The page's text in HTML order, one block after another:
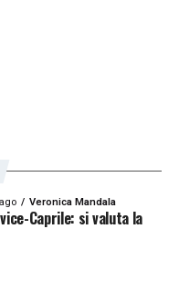
Veronica Mandala
Caprile: si valuta la